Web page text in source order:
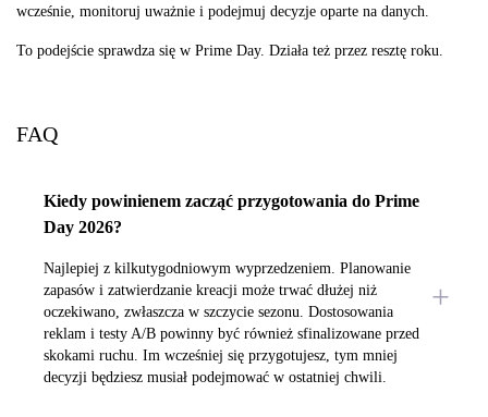
wcześnie, monitoruj uważnie i podejmuj decyzje oparte na danych.
To podejście sprawdza się w Prime Day. Działa też przez resztę roku.
FAQ
Kiedy powinienem zacząć przygotowania do Prime
Day 2026?
Najlepiej z kilkutygodniowym wyprzedzeniem. Planowanie
zapasów i zatwierdzanie kreacji może trwać dłużej niż
oczekiwano, zwłaszcza w szczycie sezonu. Dostosowania
reklam i testy A/B powinny być również sfinalizowane przed
skokami ruchu. Im wcześniej się przygotujesz, tym mniej
decyzji będziesz musiał podejmować w ostatniej chwili.